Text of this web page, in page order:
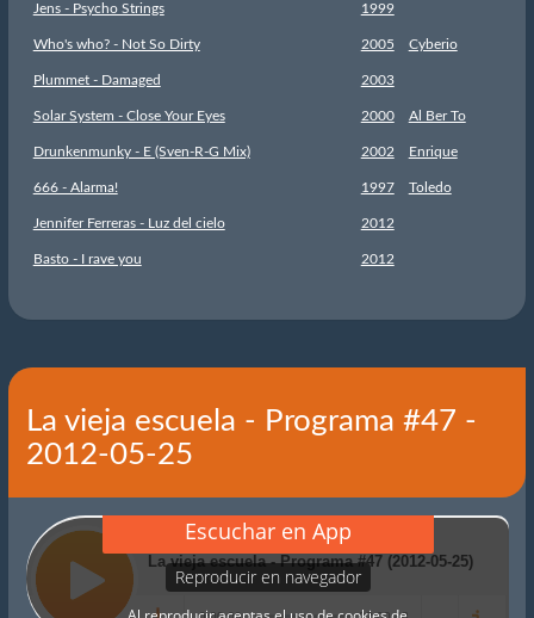
Jens - Psycho Strings 1999
Who's who? - Not So Dirty 2005 Cyberio
Plummet - Damaged 2003
Solar System - Close Your Eyes 2000 Al Ber To
Drunkenmunky - E (Sven-R-G Mix) 2002 Enrique
666 - Alarma! 1997 Toledo
Jennifer Ferreras - Luz del cielo 2012
Basto - I rave you 2012
La vieja escuela - Programa #47 -
2012-05-25